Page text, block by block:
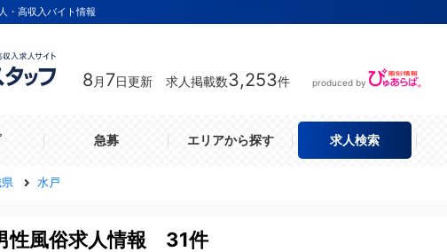
・高収入バイト情報
8 月 7日更新 求人掲載数3,253件 produced by
急募 エリアから探す 求人検索
水戸
性風俗求人情報 31件